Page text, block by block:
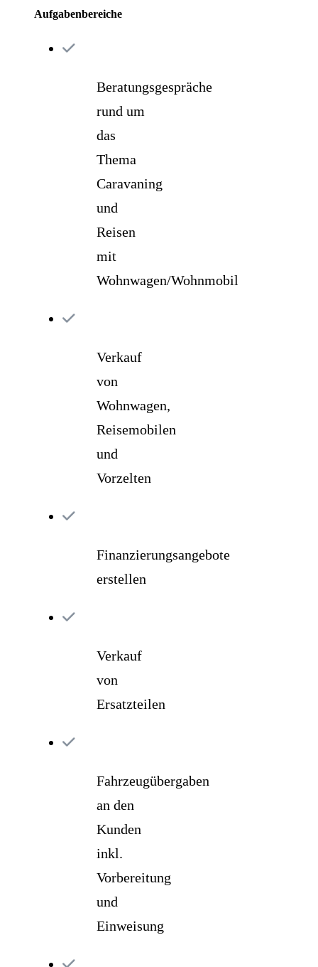
Aufgabenbereiche
Beratungsgespräche
rund um
das
Thema
Caravaning
und
Reisen
mit
Wohnwagen/Wohnmobil
Verkauf
von
Wohnwagen,
Reisemobilen
und
Vorzelten
Finanzierungsangebote
erstellen
Verkauf
von
Ersatzteilen
Fahrzeugübergaben
an den
Kunden
inkl.
Vorbereitung
und
Einweisung